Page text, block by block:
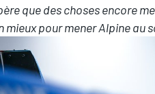
que des choses encore
mieux pour mener Alpine au